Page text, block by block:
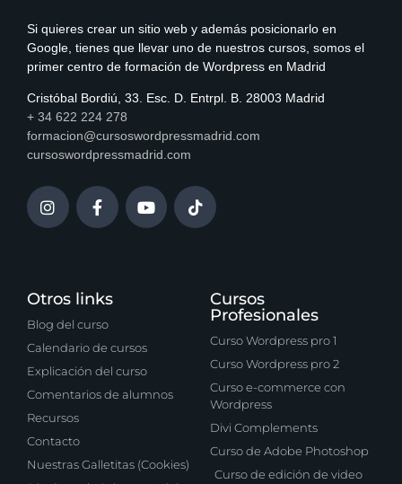
Si quieres crear un sitio web y además posicionarlo en
Google, tienes que llevar uno de nuestros cursos, somos el
primer centro de formación de Wordpress en Madrid
Cristóbal Bordiú, 33. Esc. D. Entrpl. B. 28003 Madrid
+ 34 622 224 278
formacion@cursoswordpressmadrid.com
cursoswordpressmadrid.com
Otros links
Blog del curso
Calendario de cursos
Explicación del curso
Comentarios de alumnos
Recursos
Contacto
Nuestras Galletitas (Cookies)
Cursos
Profesionales
Curso Wordpress pro 1
Curso Wordpress pro 2
Curso e-commerce con
Wordpress
Divi Complements
Curso de Adobe Photoshop
Curso de edición de video